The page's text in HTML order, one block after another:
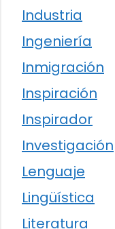
Industria
Ingeniería
Inmigración
Inspiración
Inspirador
Investigación
Lenguaje
Lingüística
Literatura